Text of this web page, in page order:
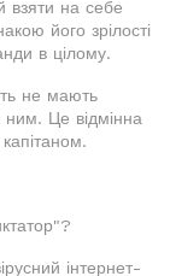
взяти на себе
його зрілості
в цілому.
не мають
ним. Це відмінна
інтернет-